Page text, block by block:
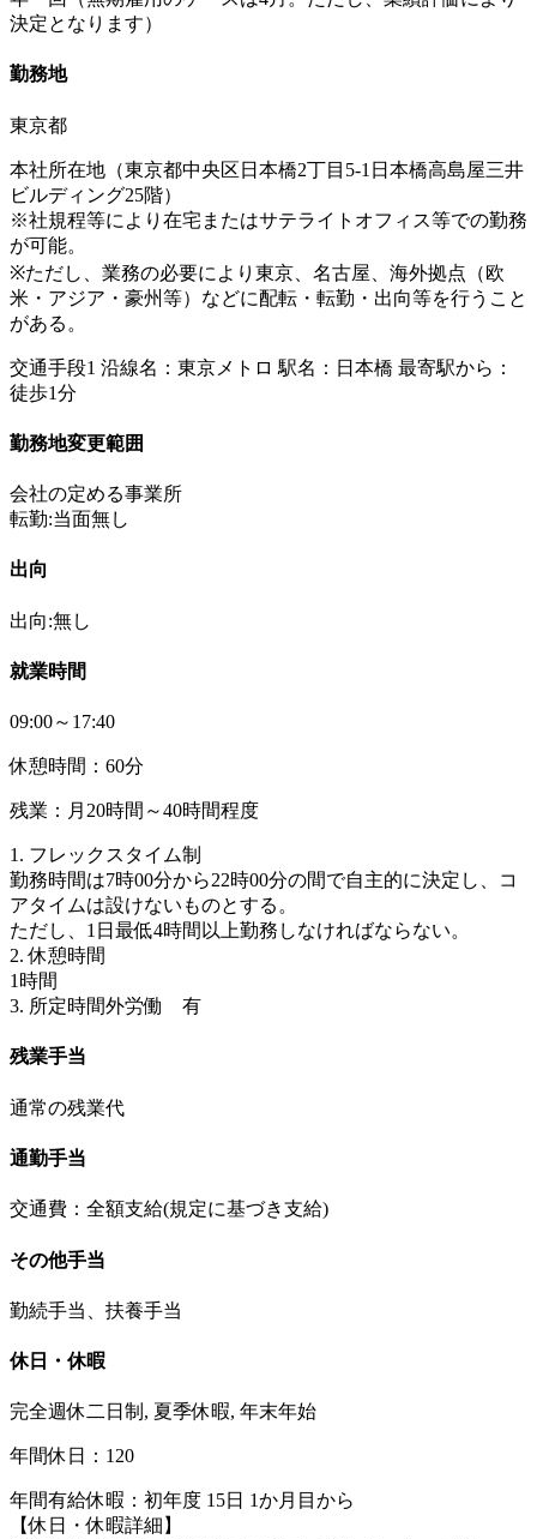
決定となります）
勤務地
東京都
本社所在地（東京都中央区日本橋2丁目5‐1日本橋高島屋三井
ビルディング25階）
※社規程等により在宅またはサテライトオフィス等での勤務
が可能。
※ただし、業務の必要により東京、名古屋、海外拠点（欧
米・アジア・豪州等）などに配転・転勤・出向等を行うこと
がある。
交通手段1 沿線名：東京メトロ 駅名：日本橋 最寄駅から：
徒歩1分
勤務地変更範囲
会社の定める事業所
転勤:当面無し
出向
出向:無し
就業時間
09:00～17:40
休憩時間：60分
残業：月20時間～40時間程度
1. フレックスタイム制
勤務時間は7時00分から22時00分の間で自主的に決定し、コ
アタイムは設けないものとする。
ただし、1日最低4時間以上勤務しなければならない。
2. 休憩時間
1時間
3. 所定時間外労働 有
残業手当
通常の残業代
通勤手当
交通費：全額支給(規定に基づき支給)
その他手当
勤続手当、扶養手当
休日・休暇
完全週休二日制, 夏季休暇, 年末年始
年間休日：120
年間有給休暇：初年度 15日 1か月目から
【休日・休暇詳細】